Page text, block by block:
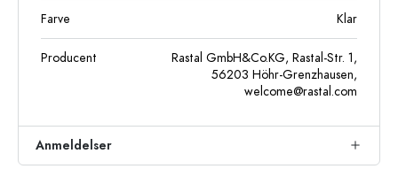
Farve Klar
Producent
Rastal GmbH&Co.KG, Rastal-Str. 1,
56203 Höhr-Grenzhausen,
welcome@rastal.com
Anmeldelser